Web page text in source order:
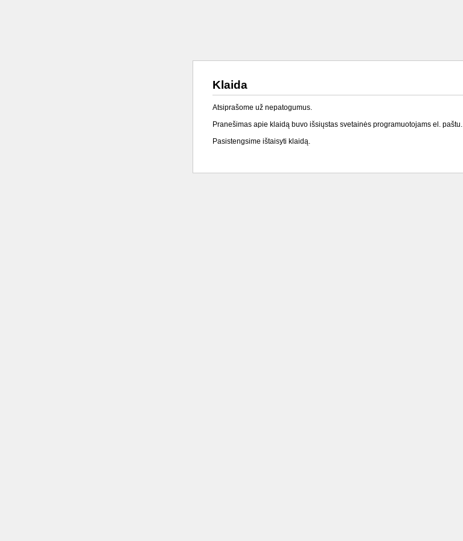
Klaida
Atsiprašome už nepatogumus.
Pranešimas apie klaidą buvo išsiųstas svetainės programuotojams el. paštu.
Pasistengsime ištaisyti klaidą.